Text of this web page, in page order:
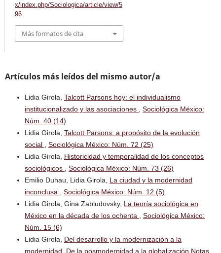
x/index.php/Sociologica/article/view/5
96
Más formatos de cita
Artículos más leídos del mismo autor/a
Lidia Girola, Talcott Parsons hoy: el individualismo
institucionalizado y las asociaciones , Sociológica México:
Núm. 40 (14)
Lidia Girola, Talcott Parsons: a propósito de la evolución
social , Sociológica México: Núm. 72 (25)
Lidia Girola, Historicidad y temporalidad de los conceptos
sociológicos , Sociológica México: Núm. 73 (26)
Emilio Duhau, Lidia Girola, La ciudad y la modernidad
inconclusa , Sociológica México: Núm. 12 (5)
Lidia Girola, Gina Zabludovsky, La teoría sociológica en
México en la década de los ochenta , Sociológica México:
Núm. 15 (6)
Lidia Girola, Del desarrollo y la modernización a la
modernidad. De la posmodernidad a la globalización Notas